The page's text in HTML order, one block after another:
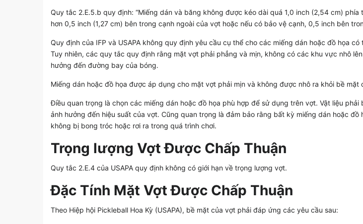
Quy tắc 2.E.5.b quy định: “Miếng dán và băng không được kéo dài quá 1,0 inch (2,54 cm) phía
hơn 0,5 inch (1,27 cm) bên trong cạnh ngoài của vợt hoặc nếu có bảo vệ cạnh, 0,5 inch bên
Quy định của IFP và USAPA không quy định yêu cầu cụ thể cho các miếng dán hoặc đồ họa
Tuy nhiên, các quy tắc quy định rằng mặt vợt phải phẳng và mịn, không có các khu vực nhô
hưởng đến đường bay của bóng.
Miếng dán hoặc đồ họa được áp dụng cho mặt vợt phải mịn và không được nhô ra khỏi bề
Điều quan trọng là chọn các miếng dán hoặc đồ họa phù hợp để sử dụng trên vợt. Vật liệu phải
ảnh hưởng đến hiệu suất của vợt. Cũng quan trọng là đảm bảo rằng bất kỳ miếng dán hoặc đồ
không bị bong tróc hoặc rơi ra trong quá trình chơi.
Trọng lượng Vợt Được Chấp Thuận
Quy tắc 2.E.4 của USAPA quy định không có giới hạn về trọng lượng vợt.
Đặc Tính Mặt Vợt Được Chấp Thuận
Theo Hiệp hội Pickleball Hoa Kỳ (USAPA), bề mặt của vợt phải đáp ứng các yêu cầu sau: